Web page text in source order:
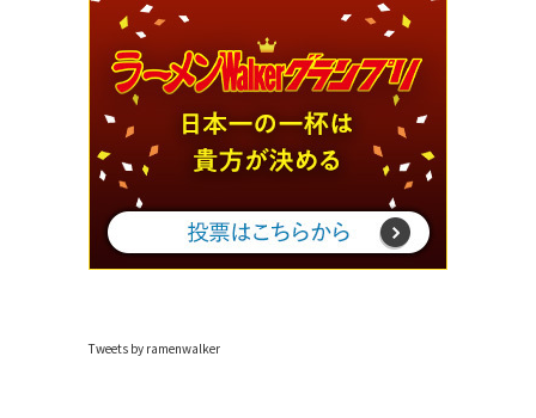
Tweets by ramenwalker